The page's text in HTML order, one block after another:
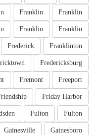
Franklin
Franklin
Franklin
Franklin
Franklinton
Frederick
Fredericksburg
Freeport
Fremont
Friday Harbor
Fulton
Fulton
Gainesboro
Gainesville